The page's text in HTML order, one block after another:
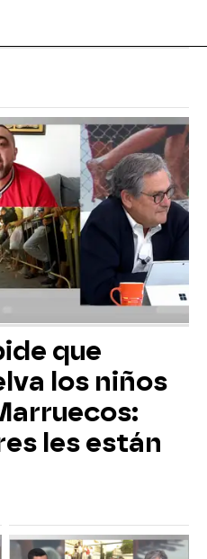
que
los niños
les están